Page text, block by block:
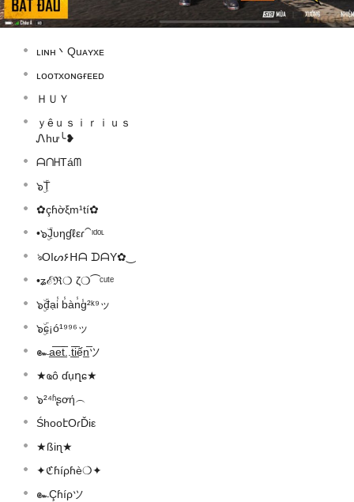
ʟιɴн丶Quᴀʏxᴇ
ʟᴏᴏᴛxᴏɴɢғᴇᴇᴅ
ＨＵＹ
ｙêｕｓｉｒｉｕｓ
Ꮑhư╰❥
ᗩᑎᕼTáᗰ
๖ۣۜT
✿çɦờξm¹tí✿
•๖ۣۜJυηɠℓεɾ⁀ᶦᵈᵒᶫ
ঌOIᔕ۶ᕼᗩ ᗪᗩY✿‿
•ʑℰℜ❍ ζ❍⁀ᶜᵘᵗᵉ
๖ۣۜđại̾ b̾àn̾g̾²ᵏ⁹ッ
๖ۣۜɕ¡ó¹⁹⁹⁶ッ
๛a̲̅e̲̅t̲̅..t̲̅i̲̅ến̲̅ツ
★ҩô ɗụղɕ★
๖²⁴ʱʂơή︵
ŚhooէOɾĎiε
★ßiɳ★
✦ℭɦíρɦè❍✦
๛Çɦíρツ